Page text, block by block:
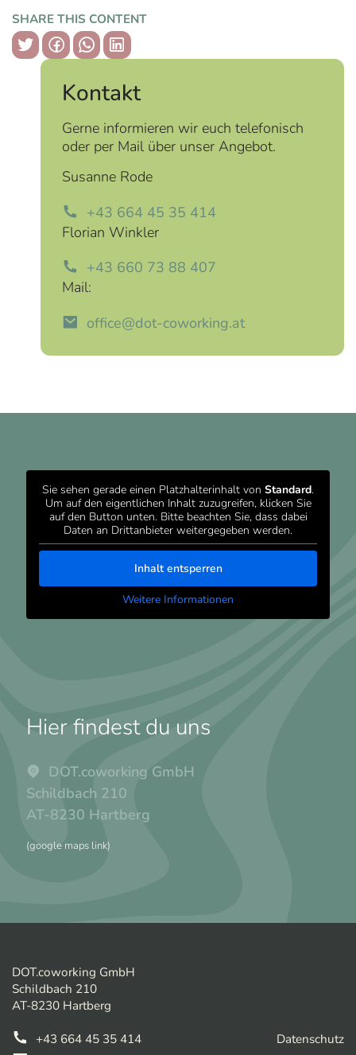
SHARE THIS CONTENT
Kontakt
Gerne informieren wir euch telefonisch
oder per Mail über unser Angebot.
Susanne Rode
+43 664 45 35 414
Florian Winkler
+43 660 73 88 407
Mail:
office@dot-coworking.at
Sie sehen gerade einen Platzhalterinhalt von Standard.
Um auf den eigentlichen Inhalt zuzugreifen, klicken Sie
auf den Button unten. Bitte beachten Sie, dass dabei
Daten an Drittanbieter weitergegeben werden.
Inhalt entsperren
Weitere Informationen
Hier findest du uns
DOT.coworking GmbH
Schildbach 210
AT-8230 Hartberg
(google maps link)
DOT.coworking GmbH
Schildbach 210
AT-8230 Hartberg
+43 664 45 35 414
Datenschutz